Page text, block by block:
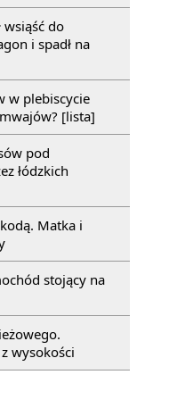
wsiąść do
i spadł na
w plebiscycie
[lista]
pod
łódzkich
Matka i
stojący na
wysokości